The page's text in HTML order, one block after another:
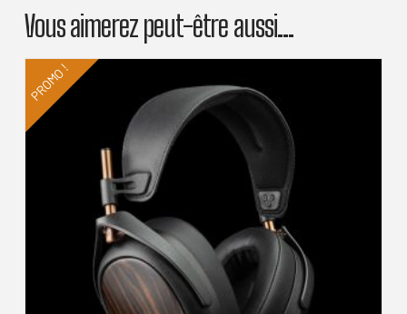
Vous aimerez peut-être aussi…
PROMO !